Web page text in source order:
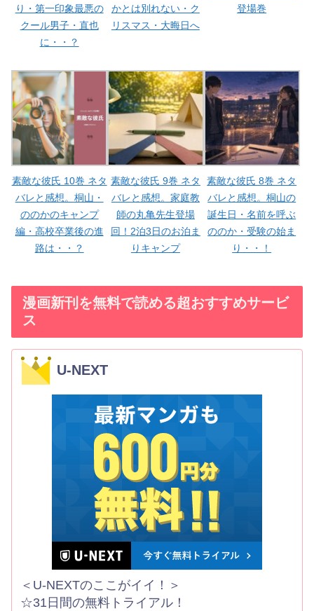
り・第一印象最悪の
クール男子・直也
に・・？
かとは別れない・ク
リスマス・大晦日へ
登場巻
素敵な彼氏 10巻 ネタ
バレと感想。桐山・
ののかのキャンプ
編・高校卒業後の進
路は・・？
素敵な彼氏 9巻 ネタ
バレと感想。家庭教
師の丸亀先生登場
回！2泊3日のお泊ま
りキャンプ
素敵な彼氏 8巻 ネタ
バレと感想。桐山の
誕生日・名前を呼ぶ
ののか・受験の始ま
り・・！
漫画新刊を無料で読める超おすすめサービ
ス
U-NEXT
＜U-NEXTのここがイイ！＞
☆31日間の無料トライアル！